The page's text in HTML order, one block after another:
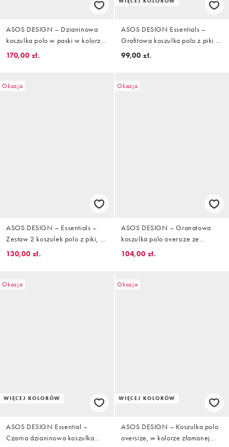
ASOS DESIGN – Dzianinowa
koszulka polo w paski w kolorze
granatowym i ecru, część
170,00 zł.
ASOS DESIGN Essentials –
Grafitowa koszulka polo z piki o
kroju podkreślającym sylwetkę z
99,00 zł.
Okazja
ASOS DESIGN – Essentials –
Zestaw 2 koszulek polo z piki, o
kroju podkreślającym sylwetkę,
130,00 zł.
Okazja
ASOS DESIGN – Granatowa
koszulka polo oversize ze
wstawkami i grafiką Paraiso
104,00 zł.
Okazja
WIĘCEJ KOLORÓW
ASOS DESIGN Essential –
Czarna dzianinowa koszulka
Okazja
WIĘCEJ KOLORÓW
ASOS DESIGN – Koszulka polo
oversize, w kolorze złamanej